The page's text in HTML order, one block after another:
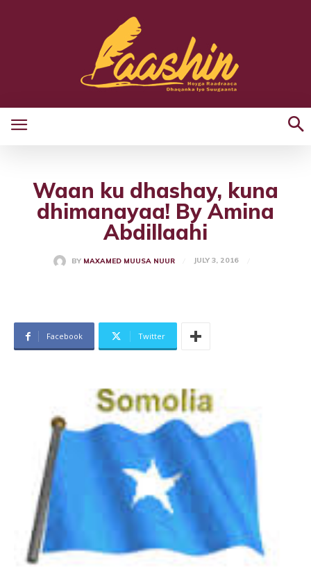
Waan ku dhashay, kuna
dhimanayaa! By Amina
Abdillaahi
BY MAXAMED MUUSA NUUR JULY 3, 2016
Facebook Twitter